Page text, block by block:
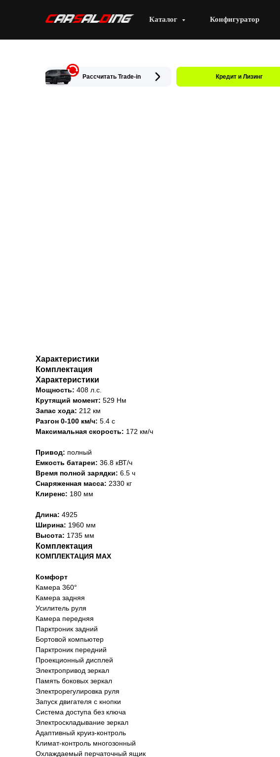
Каталог Конфигуратор
Рассчитать Trade-in Кредит и Лизинг
Характеристики
Комплектация
Характеристики
Мощность: 408 л.с.
Крутящий момент: 529 Нм
Запас хода: 212 км
Разгон 0-100 км/ч: 5.4 с
Максимальная скорость: 172 км/ч
Привод: полный
Емкость батареи: 36.8 кВТ/ч
Время полной зарядки: 6.5 ч
Снаряженная масса: 2330 кг
Клиренс: 180 мм
Длина: 4925
Ширина: 1960 мм
Высота: 1735 мм
Комплектация
КОМПЛЕКТАЦИЯ MAX
Комфорт
Камера 360°
Камера задняя
Усилитель руля
Камера передняя
Парктроник задний
Бортовой компьютер
Парктроник передний
Проекционный дисплей
Электропривод зеркал
Память боковых зеркал
Электрорегулировка руля
Запуск двигателя с кнопки
Система доступа без ключа
Электроскладывание зеркал
Адаптивный круиз-контроль
Климат-контроль многозонный
Охлаждаемый перчаточный ящик